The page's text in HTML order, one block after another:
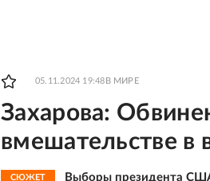
05.11.2024 19:48 В МИРЕ
Захарова:
вмешательстве в
СЮЖЕТ Выборы президента